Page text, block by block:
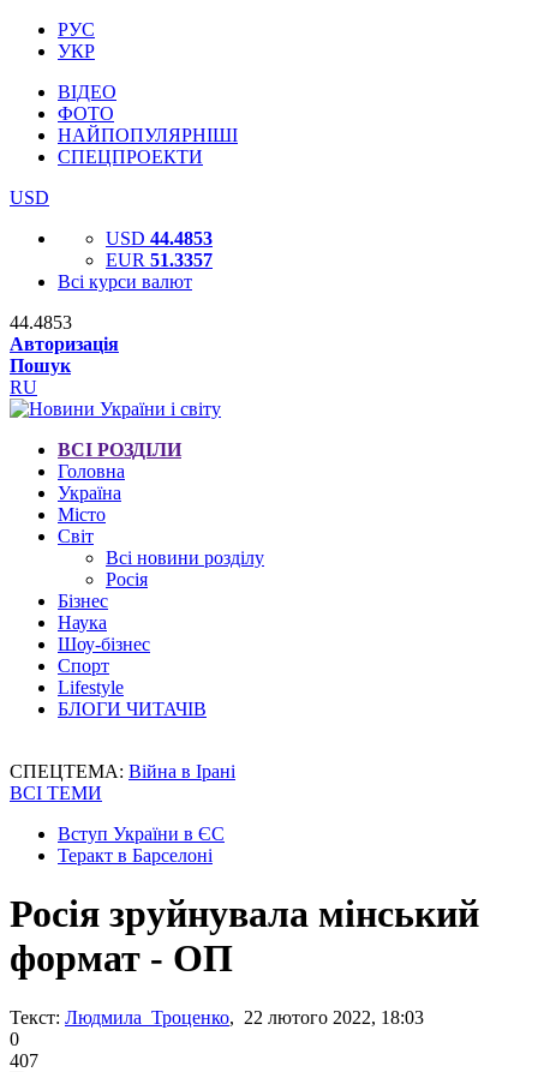
РУС
УКР
ВІДЕО
ФОТО
НАЙПОПУЛЯРНІШІ
СПЕЦПРОЕКТИ
USD
USD 44.4853
EUR 51.3357
Всі курси валют
44.4853
Авторизація
Пошук
RU
ВСІ РОЗДІЛИ
Головна
Україна
Місто
Світ
Всі новини розділу
Росія
Бізнес
Наука
Шоу-бізнес
Спорт
Lifestyle
БЛОГИ ЧИТАЧІВ
СПЕЦТЕМА: Війна в Ірані
ВСІ ТЕМИ
Вступ України в ЄС
Теракт в Барселоні
Росія зруйнувала мінський
формат - ОП
Текст: Людмила Троценко, 22 лютого 2022, 18:03
0
407